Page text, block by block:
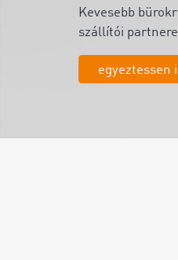
Kevesebb
szállítói
egyeztessen